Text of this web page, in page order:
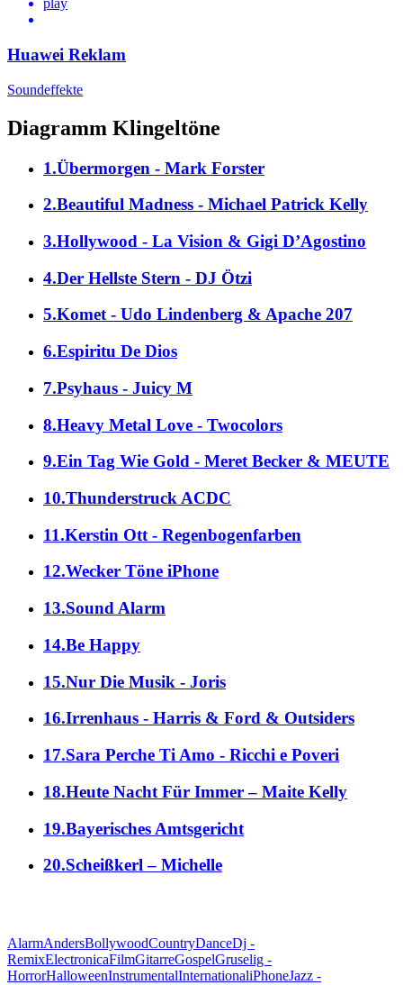
play
Huawei Reklam
Soundeffekte
Diagramm Klingeltöne
1.Übermorgen - Mark Forster
2.Beautiful Madness - Michael Patrick Kelly
3.Hollywood - La Vision & Gigi D’Agostino
4.Der Hellste Stern - DJ Ötzi
5.Komet - Udo Lindenberg & Apache 207
6.Espiritu De Dios
7.Psyhaus - Juicy M
8.Heavy Metal Love - Twocolors
9.Ein Tag Wie Gold - Meret Becker & MEUTE
10.Thunderstruck ACDC
11.Kerstin Ott - Regenbogenfarben
12.Wecker Töne iPhone
13.Sound Alarm
14.Be Happy
15.Nur Die Musik - Joris
16.Irrenhaus - Harris & Ford & Outsiders
17.Sara Perche Ti Amo - Ricchi e Poveri
18.Heute Nacht Für Immer – Maite Kelly
19.Bayerisches Amtsgericht
20.Scheißkerl – Michelle
AlarmAndersBollywoodCountryDanceDj -
RemixElectronicaFilmGitarreGospelGruselig -
HorrorHalloweenInstrumentalInternationaliPhoneJazz -